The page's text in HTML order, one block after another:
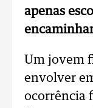
apenas
Um jovem
envolver
ocorrência